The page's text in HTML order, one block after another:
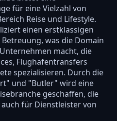
für eine Vielzahl von
Reise und Lifestyle.
einen erstklassigen
was die Domain
macht, die
Flughafentransfers
spezialisieren. Durch die
und "Butler" wird eine
geschaffen, die
für Dienstleister von